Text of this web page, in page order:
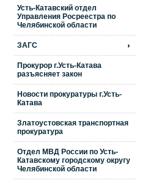
Усть-Катавский отдел
Управления Росреестра по
Челябинской области
ЗАГС
Прокурор г.Усть-Катава
разъясняет закон
Новости прокуратуры г.Усть-
Катава
Златоустовская транспортная
прокуратура
Отдел МВД России по Усть-
Катавскому городскому округу
Челябинской области